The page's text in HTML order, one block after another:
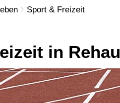
Sport & Freizeit
in Rehau